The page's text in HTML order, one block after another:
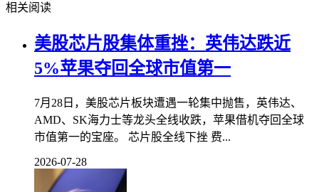
相关阅读
美股芯片股集体重挫：英伟达跌近
5%苹果夺回全球市值第一
7月28日，美股芯片板块遭遇一轮集中抛售，英伟达、
AMD、SK海力士等龙头全线收跌，苹果借机夺回全球
市值第一的宝座。 芯片股全线下挫 费...
2026-07-28